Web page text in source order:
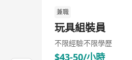
兼職
玩具組裝員
不限經驗不限學歷
$43-50/小時